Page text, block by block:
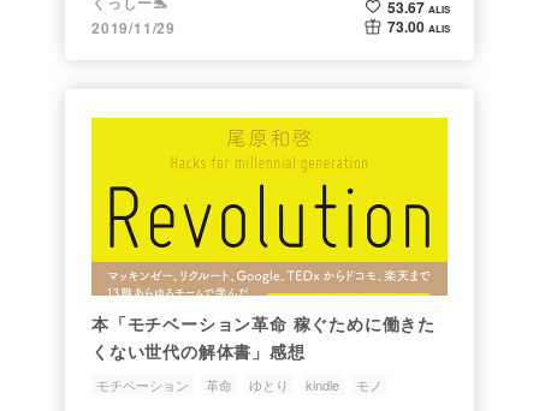
2019/11/29
53.67 ALIS
73.00 ALIS
本「モチベーション革命 稼ぐために働きた
くない世代の解体書」感想
モチベーション 革命 ゆとり kindle モノ